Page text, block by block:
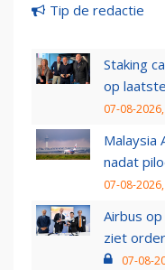
Tip de redactie
Staking
op
07-08-
Malaysia
nadat
07-08-
Airbus
ziet
07-08-